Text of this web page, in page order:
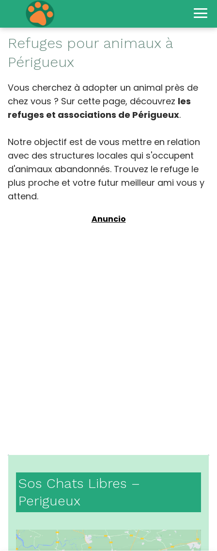
Refuges pour animaux à
Périgueux
Vous cherchez à adopter un animal près de
chez vous ? Sur cette page, découvrez les
refuges et associations de Périgueux.
Notre objectif est de vous mettre en relation
avec des structures locales qui s'occupent
d'animaux abandonnés. Trouvez le refuge le
plus proche et votre futur meilleur ami vous y
attend.
Sos Chats Libres –
Perigueux